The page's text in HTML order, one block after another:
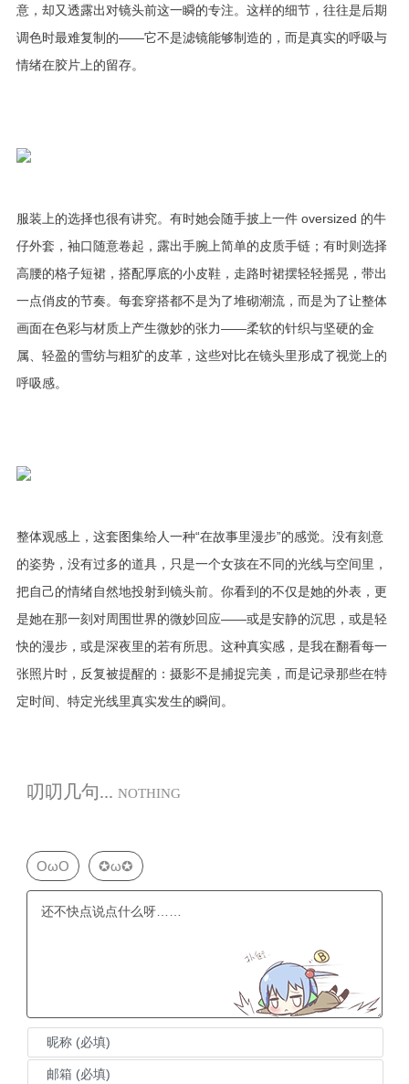
意，却又透露出对镜头前这一瞬的专注。这样的细节，往往是后期
调色时最难复制的——它不是滤镜能够制造的，而是真实的呼吸与
情绪在胶片上的留存。
服装上的选择也很有讲究。有时她会随手披上一件 oversized 的牛
仔外套，袖口随意卷起，露出手腕上简单的皮质手链；有时则选择
高腰的格子短裙，搭配厚底的小皮鞋，走路时裙摆轻轻摇晃，带出
一点俏皮的节奏。每套穿搭都不是为了堆砌潮流，而是为了让整体
画面在色彩与材质上产生微妙的张力——柔软的针织与坚硬的金
属、轻盈的雪纺与粗犷的皮革，这些对比在镜头里形成了视觉上的
呼吸感。
整体观感上，这套图集给人一种“在故事里漫步”的感觉。没有刻意
的姿势，没有过多的道具，只是一个女孩在不同的光线与空间里，
把自己的情绪自然地投射到镜头前。你看到的不仅是她的外表，更
是她在那一刻对周围世界的微妙回应——或是安静的沉思，或是轻
快的漫步，或是深夜里的若有所思。这种真实感，是我在翻看每一
张照片时，反复被提醒的：摄影不是捕捉完美，而是记录那些在特
定时间、特定光线里真实发生的瞬间。
叨叨几句... NOTHING
OωO ✪ω✪